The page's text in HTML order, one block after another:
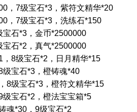
， 7级宝石*3 ，紫符文精华*20
， 7级宝石*3 ，洗练石*150
宝石*3 ，金币*2500000
宝石*2 ，真气*2500000
， 8级宝石*2 ，日月精华*15
级宝石*3 ，橙铸魂*40
， 8级宝石*3 ，橙符文精华*15
级宝石*2 ，橙法宝宝箱*5
魂*30 ， 9级宝石*2